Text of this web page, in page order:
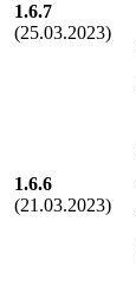
1.6.7
(25.03.2023)
1.6.6
(21.03.2023)